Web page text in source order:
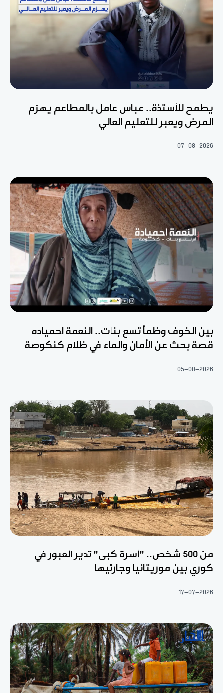
يطمح للأستذة.. عباس عامل بالمطاعم يهزم
المرض ويعبر للتعليم العالي
07-08-2026
بين الخوف وظمأ تسع بنات.. النعمة احمياده
قصة بحث عن الأمان والماء في ظلام كنكوصة
05-08-2026
من 500 شخص.. "أسرة كبى" تدير العبور في
كوري بين موريتانيا وجارتيها
17-07-2026